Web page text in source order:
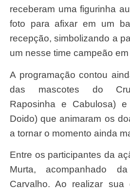
receberam uma figurinha
foto para afixar em um
recepção, simbolizando a
um nesse time campeão
A programação contou ainda com a presença
das mascotes do
Raposinha e Cabulosa)
Doido) que animaram os
a tornar o momento ainda
Entre os participantes da ação estava Eduardo
Murta, acompanhado
Carvalho. Ao realizar sua